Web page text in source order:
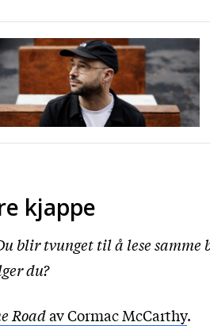
kjappe
blir tvunget til å lese samme
du?
Roadav Cormac McCarthy.